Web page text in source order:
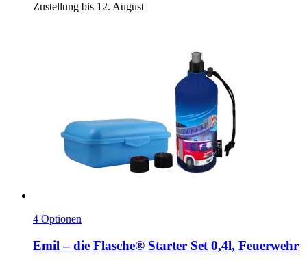
Zustellung bis 12. August
4 Optionen
Emil – die Flasche® Starter Set 0,4l, Feuerwehr